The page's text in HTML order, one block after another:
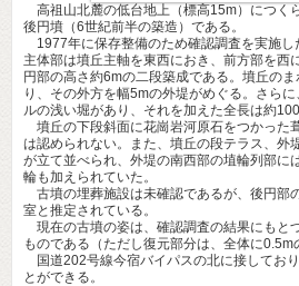
高祖山北麓の低台地上（標高15m）につく
後円墳（6世紀前半の築造）である。
1977年に保存整備のため確認調査を実施し
主体部は墳丘主軸を東西におき、前方部を西
円部の高さ約6mの二段築成である。墳丘の
り、その外方を幅5mの外堤がめぐる。さら
ルの浅い堀があり、それを加えた全長は約
墳丘の下段斜面に花崗岩河原石をつかった
は認められない。また、墳丘の段テラス、外
が立て並べられ、外堤の南西部の埴輪列部に
輪も加えられていた。
古墳の埋葬施設は未確認であるが、後円部
室と推定されている。
現在の古墳の姿は、確認調査の結果にもと
ものである（ただし復元部分は、全体に0.5m
国道202号線今宿バイパスの北に接してお
とができる。